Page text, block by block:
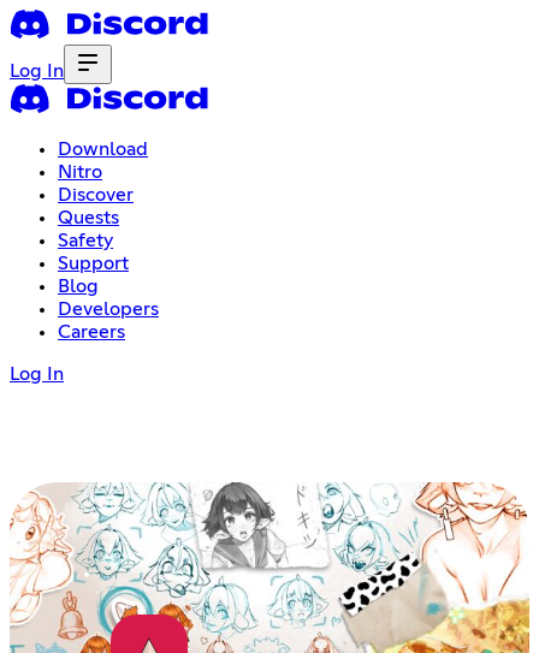
Log In
Download
Nitro
Discover
Quests
Safety
Support
Blog
Developers
Careers
Log In